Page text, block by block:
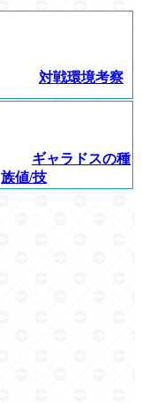
対戦環境考察
ギャラドスの種
族値/技